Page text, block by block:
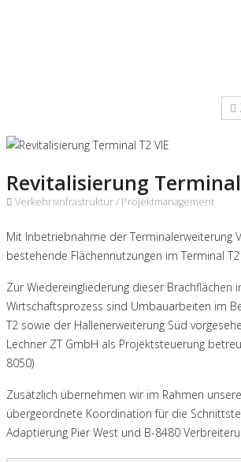
Revitalisierung Terminal
Verkehrsinfrastruktur / Projektmanagement
Mit Inbetriebnahme der Terminalerweiterung
bestehende Flächennutzungen im Terminal
Zur Wiedereingliederung dieser Brachflächen
Wirtschaftsprozess sind Umbauarbeiten im
T2 sowie der Hallenerweiterung Süd
Lechner ZT GmbH als Projektsteuerung
8050)
Zusätzlich übernehmen wir im Rahmen
übergeordnete Koordination für die
Adaptierung Pier West und B-8480